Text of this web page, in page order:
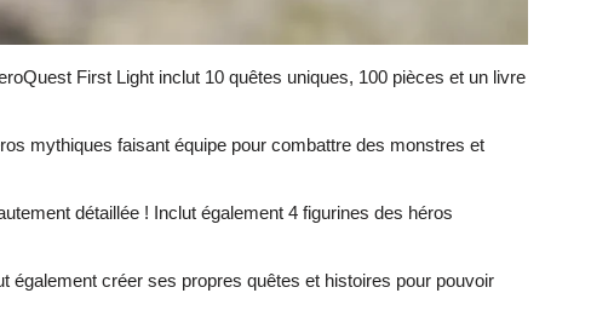
First Light inclut 10 quêtes uniques, 100 pièces et un livre
mythiques faisant équipe pour combattre des monstres et
détaillée ! Inclut également 4 figurines des héros
également créer ses propres quêtes et histoires pour pouvoir